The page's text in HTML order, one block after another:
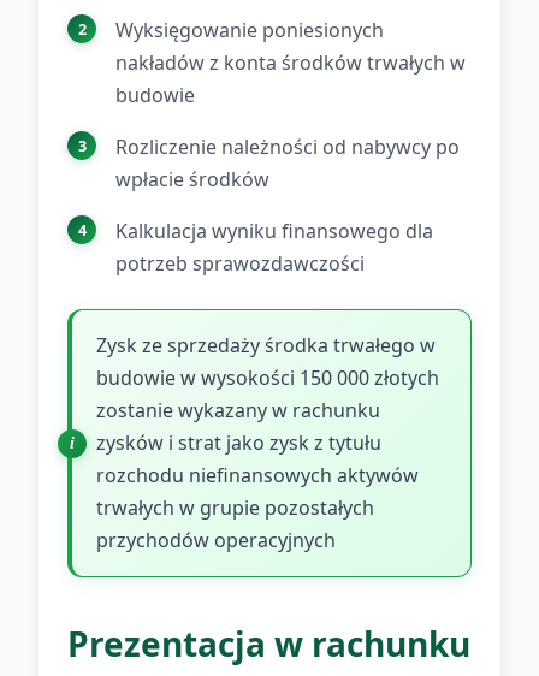
Wyksięgowanie poniesionych
nakładów z konta środków trwałych w
budowie
Rozliczenie należności od nabywcy po
wpłacie środków
Kalkulacja wyniku finansowego dla
potrzeb sprawozdawczości
Zysk ze sprzedaży środka trwałego w
budowie w wysokości 150 000 złotych
zostanie wykazany w rachunku
zysków i strat jako zysk z tytułu
rozchodu niefinansowych aktywów
trwałych w grupie pozostałych
przychodów operacyjnych
Prezentacja w rachunku